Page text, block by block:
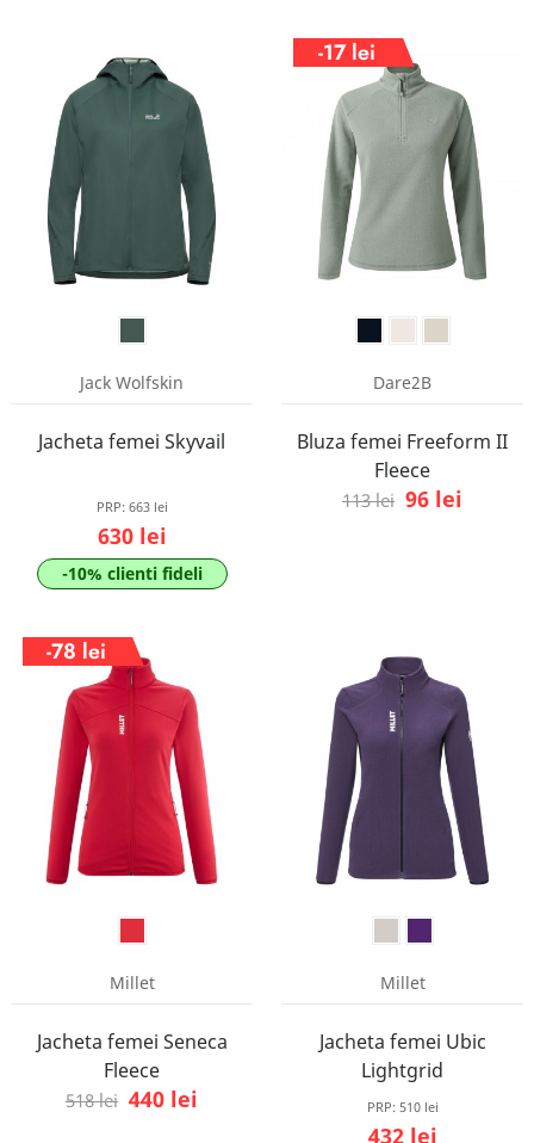
Jack Wolfskin
Jacheta femei Skyvail
PRP: 663 lei
630 lei
-10% clienti fideli
-17 lei
Dare2B
Bluza femei Freeform II
Fleece
113 lei 96 lei
-78 lei
Millet
Jacheta femei Seneca
Fleece
518 lei 440 lei
Millet
Jacheta femei Ubic
Lightgrid
PRP: 510 lei
432 lei